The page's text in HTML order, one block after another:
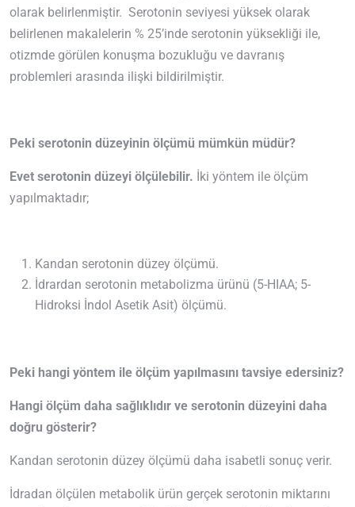
olarak belirlenmiştir. Serotonin seviyesi yüksek olarak
belirlenen makalelerin % 25’inde serotonin yüksekliği ile,
otizmde görülen konuşma bozukluğu ve davranış
problemleri arasında ilişki bildirilmiştir.
Peki serotonin düzeyinin ölçümü mümkün müdür?
Evet serotonin düzeyi ölçülebilir. İki yöntem ile ölçüm
yapılmaktadır;
Kandan serotonin düzey ölçümü.
İdrardan serotonin metabolizma ürünü (5-HIAA; 5-
Hidroksi İndol Asetik Asit) ölçümü.
Peki hangi yöntem ile ölçüm yapılmasını tavsiye edersiniz?
Hangi ölçüm daha sağlıklıdır ve serotonin düzeyini daha
doğru gösterir?
Kandan serotonin düzey ölçümü daha isabetli sonuç verir.
İdradan ölçülen metabolik ürün gerçek serotonin miktarını